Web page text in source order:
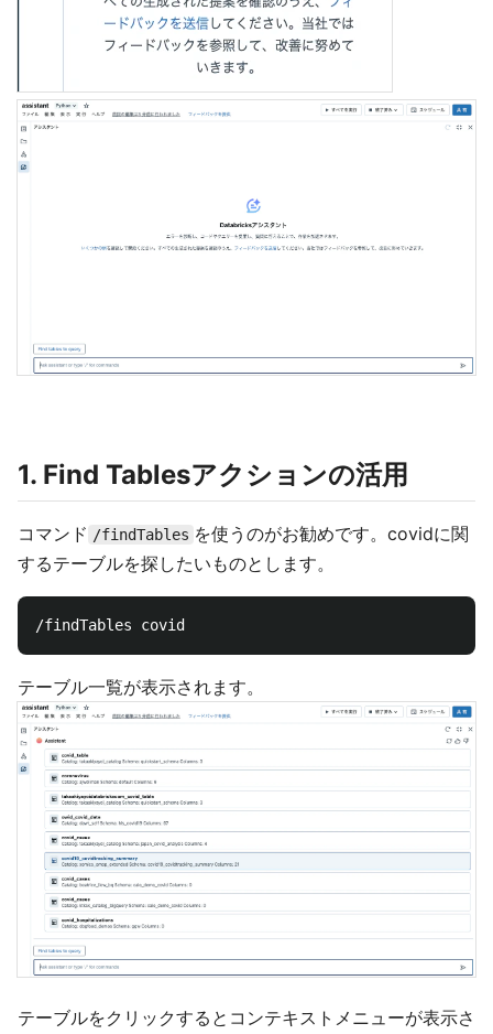
1. Find Tablesアクションの活用
コマンド /findTables を使うのがお勧めです。covidに関
するテーブルを探したいものとします。
テーブル一覧が表示されます。
テーブルをクリックするとコンテキストメニューが表示さ